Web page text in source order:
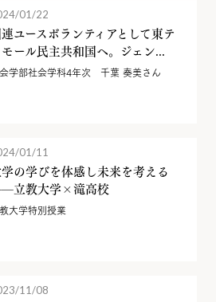
01/22
ユースボランティアとして東テ
モール民主共和国へ。ジェン...
学部社会学科4年次 千葉 奏美さん
01/11
の学びを体感し未来を考える
立教大学×滝高校
大学特別授業
11/08